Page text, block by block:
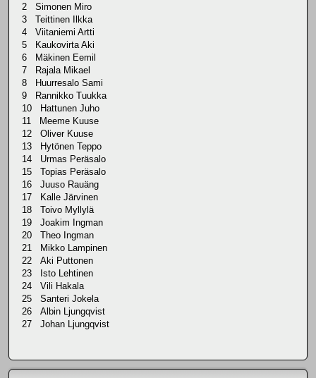
2 Simonen Miro
3 Teittinen Ilkka
4 Viitaniemi Artti
5 Kaukovirta Aki
6 Mäkinen Eemil
7 Rajala Mikael
8 Huurresalo Sami
9 Rannikko Tuukka
10 Hattunen Juho
11 Meeme Kuuse
12 Oliver Kuuse
13 Hytönen Teppo
14 Urmas Peräsalo
15 Topias Peräsalo
16 Juuso Rauäng
17 Kalle Järvinen
18 Toivo Myllylä
19 Joakim Ingman
20 Theo Ingman
21 Mikko Lampinen
22 Aki Puttonen
23 Isto Lehtinen
24 Vili Hakala
25 Santeri Jokela
26 Albin Ljungqvist
27 Johan Ljungqvist